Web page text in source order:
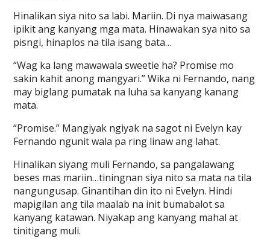
Hinalikan siya nito sa labi. Mariin. Di nya maiwasang
ipikit ang kanyang mga mata. Hinawakan sya nito sa
pisngi, hinaplos na tila isang bata…
“Wag ka lang mawawala sweetie ha? Promise mo
sakin kahit anong mangyari.” Wika ni Fernando, nang
may biglang pumatak na luha sa kanyang kanang
mata.
“Promise.” Mangiyak ngiyak na sagot ni Evelyn kay
Fernando ngunit wala pa ring linaw ang lahat.
Hinalikan siyang muli Fernando, sa pangalawang
beses mas mariin…tiningnan siya nito sa mata na tila
nangungusap. Ginantihan din ito ni Evelyn. Hindi
mapigilan ang tila maalab na init bumabalot sa
kanyang katawan. Niyakap ang kanyang mahal at
tinitigang muli.